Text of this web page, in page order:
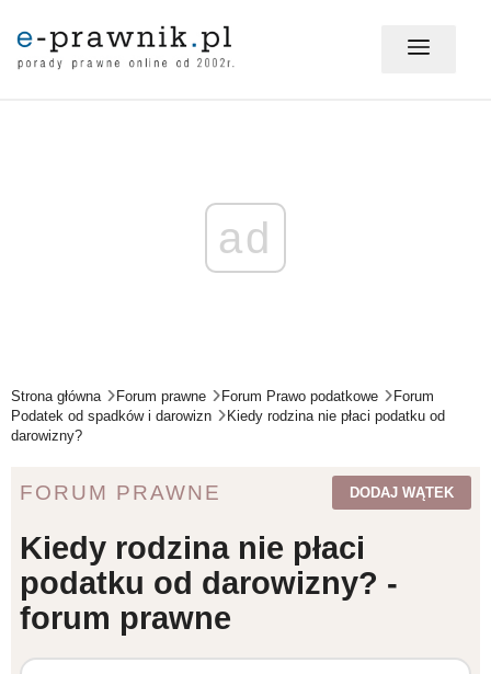
PORADY PRAWNE ONLINE
ZMIANY W PRAWIE
FORUM PRAWNE
ad
Strona główna Forum prawne Forum Prawo podatkowe
Forum
Podatek od spadków i darowizn
Kiedy rodzina nie płaci podatku od
darowizny?
FORUM PRAWNE DODAJ WĄTEK
Kiedy rodzina nie płaci
podatku od darowizny? -
forum prawne